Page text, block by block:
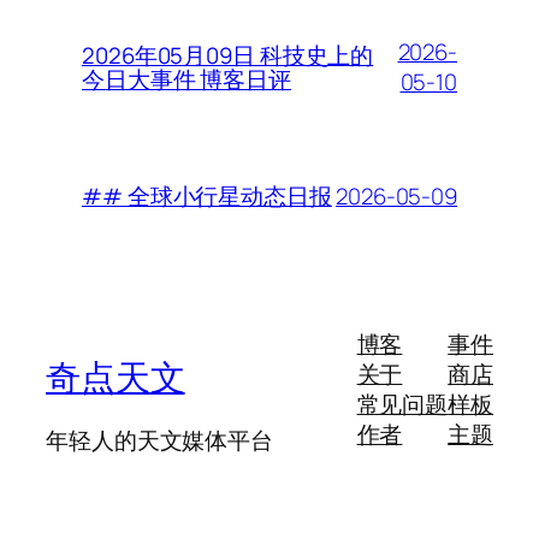
2026年05月09日 科技史上的
今日大事件 博客日评
2026-
05-10
## 全球小行星动态日报2026-05-09
奇点天文
年轻人的天文媒体平台
博客
关于
常见问题
作者
事件
商店
样板
主题